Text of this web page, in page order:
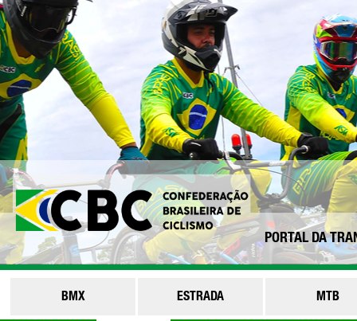
PORTAL DA
BMX ESTRADA MTB